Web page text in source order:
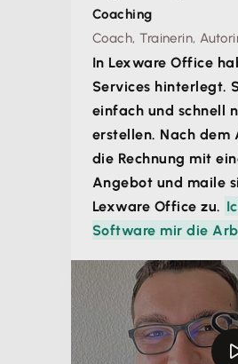
Coaching
Coach, Trainerin,
In Lexware Office
Services hinterlegt.
einfach und schnell
erstellen. Nach
die Rechnung mit
Angebot und maile
Lexware Office zu.
Software mir die